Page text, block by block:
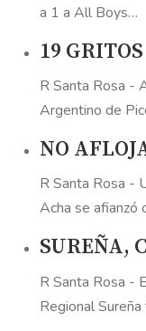
a 1 a All Boys…
19 GRITOS
R Santa Rosa -
Argentino de
NO
R Santa Rosa -
Acha se afianzó
SUREÑA,
R Santa Rosa -
Regional